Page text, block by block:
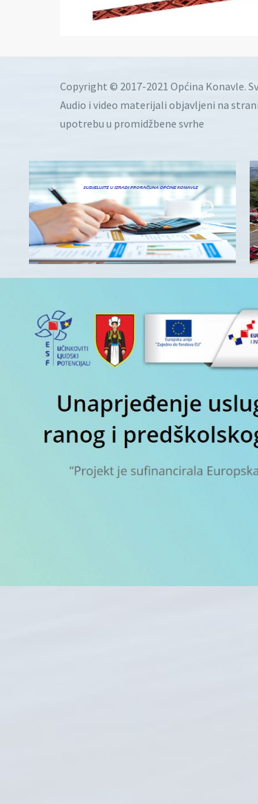
Copyright © 2017-2021 Općina Konavle.
Audio i video materijali objavljeni na
upotrebu u promidžbene svrhe